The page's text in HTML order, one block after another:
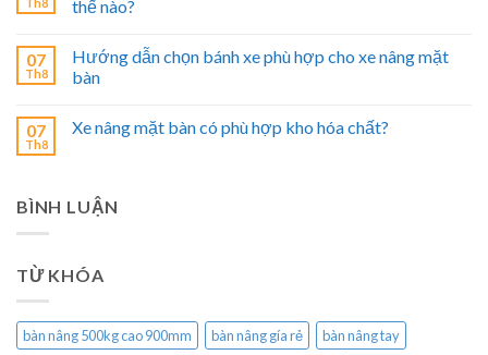
Th8 thế nào?
07
Th8
Hướng dẫn chọn bánh xe phù hợp cho xe nâng mặt
bàn
07
Th8
Xe nâng mặt bàn có phù hợp kho hóa chất?
BÌNH LUẬN
TỪ KHÓA
bàn nâng 500kg cao 900mm bàn nâng gía rẻ
bàn nâng tay